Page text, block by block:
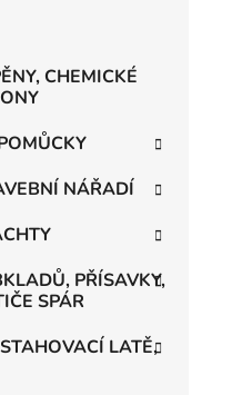
CHEMICKÉ
NÁŘADÍ
PŘÍSAVKY,
SPÁR
LATĚ,